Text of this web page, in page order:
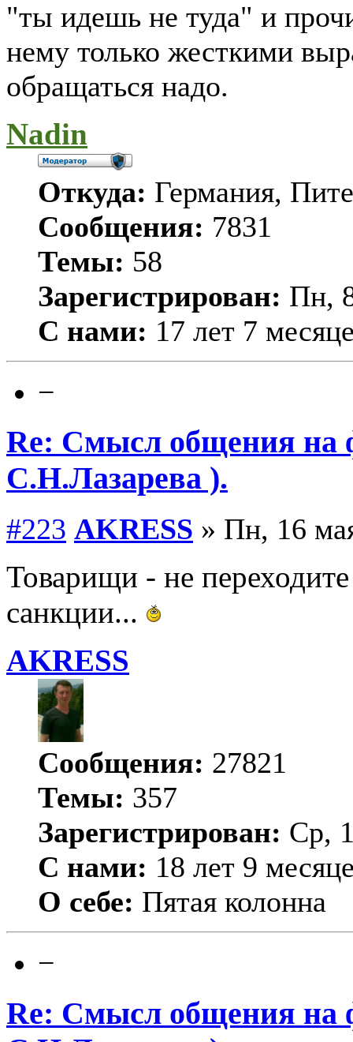
"ты идешь не туда" и
нему только жесткими
обращаться надо.
Nadin
Откуда: Германия,
Сообщения: 7831
Темы: 58
Зарегистрирован: Пн,
С нами: 17 лет 7
−
Re: Смысл общения на
С.Н.Лазарева ).
#223 AKRESS » Пн, 16
Товарищи - не
санкции...
AKRESS
Сообщения: 27821
Темы: 357
Зарегистрирован: Ср,
С нами: 18 лет 9
О себе: Пятая колонна
−
Re: Смысл общения на